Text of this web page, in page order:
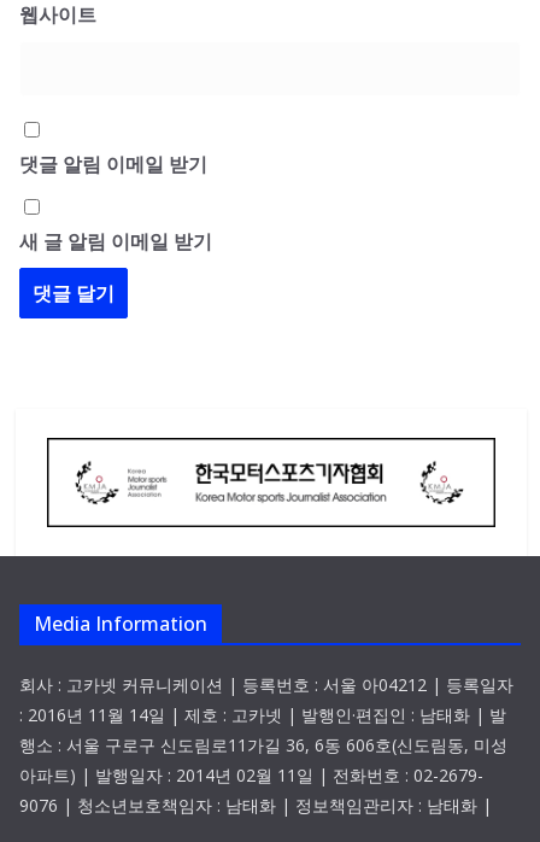
웹사이트
댓글 알림 이메일 받기
새 글 알림 이메일 받기
Media Information
회사 : 고카넷 커뮤니케이션 | 등록번호 : 서울 아04212 | 등록일자
: 2016년 11월 14일 | 제호 : 고카넷 | 발행인·편집인 : 남태화 | 발
행소 : 서울 구로구 신도림로11가길 36, 6동 606호(신도림동, 미성
아파트) | 발행일자 : 2014년 02월 11일 | 전화번호 : 02-2679-
9076 | 청소년보호책임자 : 남태화 | 정보책임관리자 : 남태화 |